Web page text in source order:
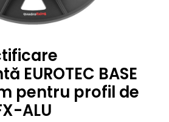
EUROTEC BASE
pentru profil de
ALU